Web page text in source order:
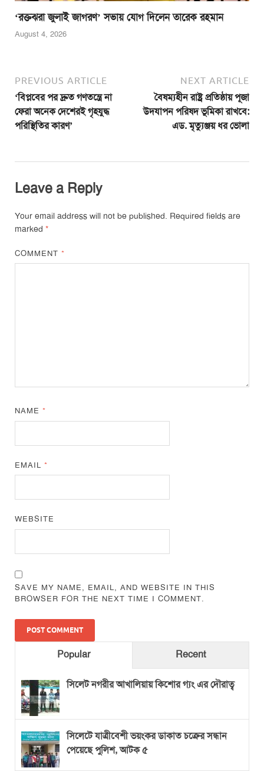
‘রক্তঝরা জুলাই জাগরণ’ সভায় যোগ দিলেন তারেক রহমান
August 4, 2026
PREVIOUS ARTICLE
‘বিপ্লবের পর দ্রুত গণতন্ত্রে না
ফেরা অনেক দেশেরই গৃহযুদ্ধ
পরিস্থিতির কারণ’
NEXT ARTICLE
বৈষম্যহীন রাষ্ট্র প্রতিষ্ঠায় পূজা
উদযাপন পরিষদ ভূমিকা রাখবে:
এড. মৃত্যুঞ্জয় ধর ভোলা
Leave a Reply
Your email address will not be published. Required fields are
marked *
COMMENT*
NAME*
EMAIL*
WEBSITE
SAVE MY NAME, EMAIL, AND WEBSITE IN THIS
BROWSER FOR THE NEXT TIME I COMMENT.
Popular Recent
সিলেট নগরীর আখালিয়ায় কিশোর গ্যং এর দৌরাত্ব
সিলেটে যাত্রীবেশী ভয়ংকর ডাকাত চক্রের সন্ধান
পেয়েছে পুলিশ, আটক ৫